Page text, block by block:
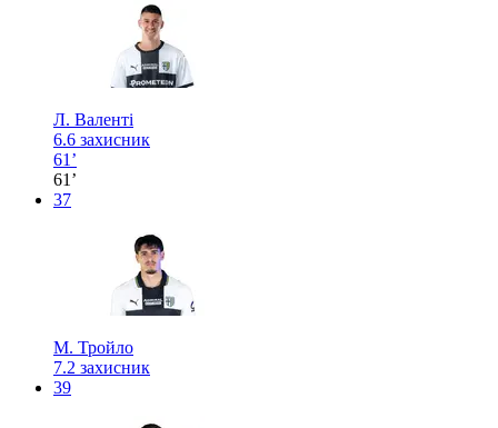
Л. Валенті
6.6 захисник
61’
61’
37
М. Тройло
7.2 захисник
39